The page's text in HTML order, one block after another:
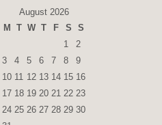
August 2026
M T W T F S
S
1
2
3
4 5 6 7 8
9
10 11 12 13 14 15 16
17 18 19 20 21 22 23
24 25 26 27 28 29 30